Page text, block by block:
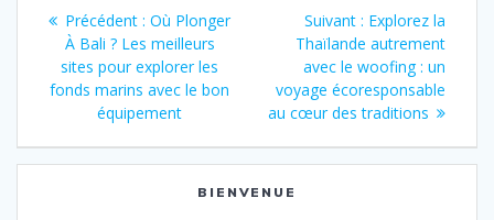
tourisme a
Areches-
Beaufort
de
l’article
Précédent : Article
précédent
:
Où Plonger
À Bali ? Les meilleurs
sites pour explorer les
fonds marins avec le bon
équipement
Suivant : Article
suivant
:
Explorez la
Thaïlande autrement
avec le woofing : un
voyage écoresponsable
au cœur des traditions
BIENVENUE